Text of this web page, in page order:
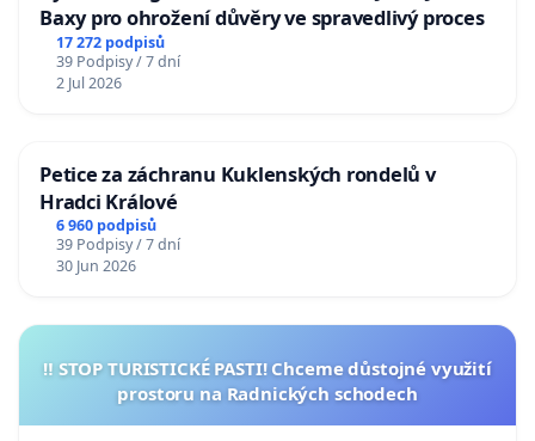
Baxy pro ohrožení důvěry ve spravedlivý proces
17 272 podpisů
39 Podpisy / 7 dní
2 Jul 2026
Petice za záchranu Kuklenských rondelů v
Hradci Králové
6 960 podpisů
39 Podpisy / 7 dní
30 Jun 2026
‼️ STOP TURISTICKÉ PASTI! Chceme důstojné využití
prostoru na Radnických schodech